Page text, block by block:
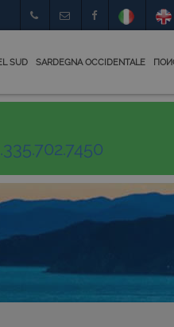
SUD SARDEGNA OCCIDENTALE